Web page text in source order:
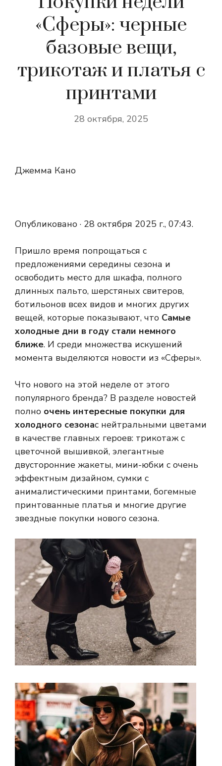
«Сферы»: черные
базовые вещи,
трикотаж и платья с
принтами
28 октября, 2025
Джемма Кано
Опубликовано · 28 октября 2025 г., 07:43.
Пришло время попрощаться с
предложениями середины сезона и
освободить место для шкафа, полного
длинных пальто, шерстяных свитеров,
ботильонов всех видов и многих других
вещей, которые показывают, что Самые
холодные дни в году стали немного
ближе. И среди множества искушений
момента выделяются новости из «Сферы».
Что нового на этой неделе от этого
популярного бренда? В разделе новостей
полно очень интересные покупки для
холодного сезонас нейтральными цветами
в качестве главных героев: трикотаж с
цветочной вышивкой, элегантные
двусторонние жакеты, мини-юбки с очень
эффектным дизайном, сумки с
анималистическими принтами, богемные
принтованные платья и многие другие
звездные покупки нового сезона.